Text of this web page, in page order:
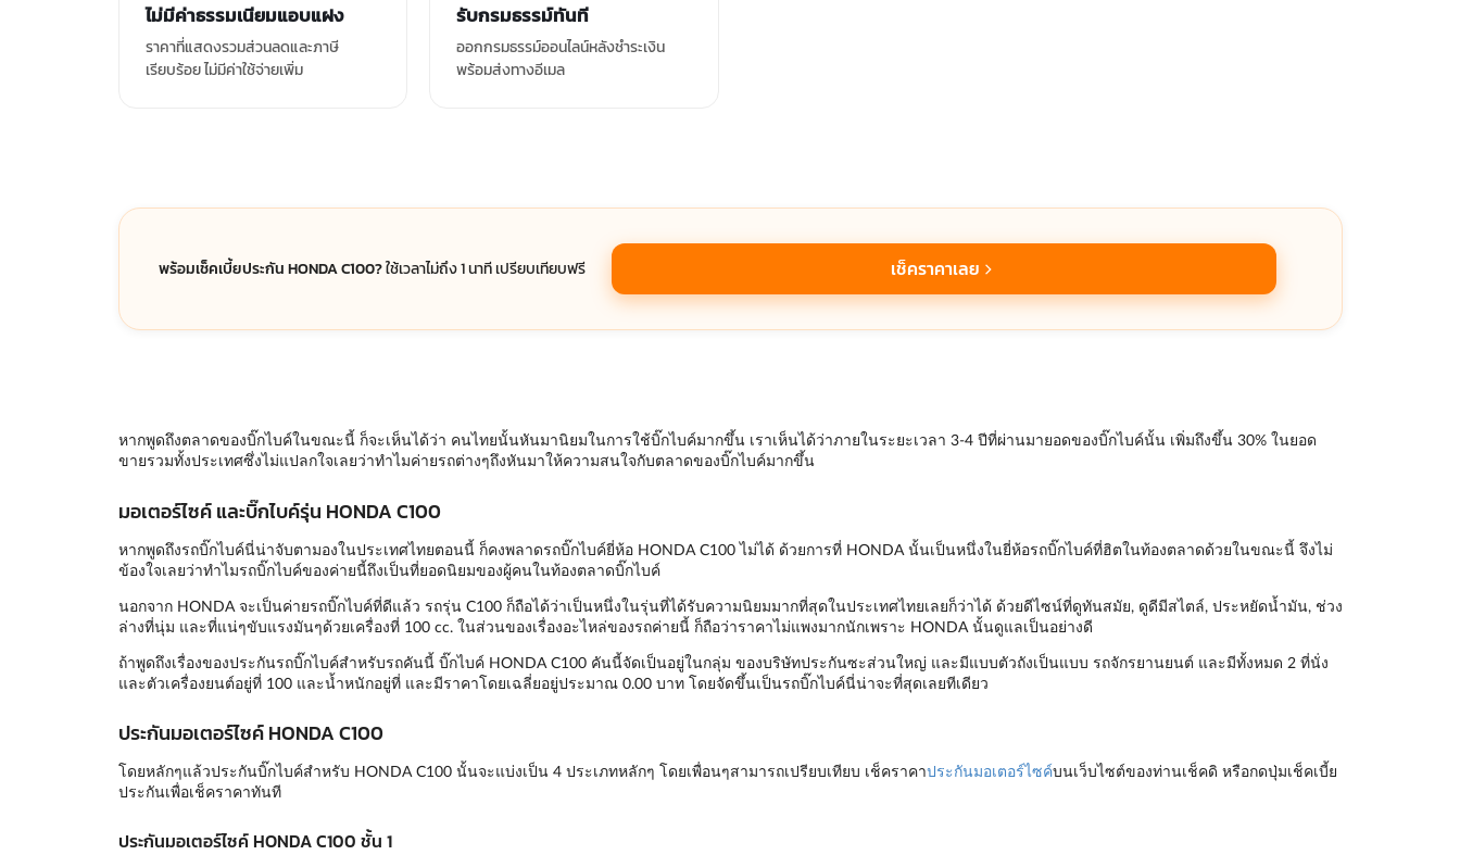
ไม่มีค่าธรรมเนียมแอบแฝง
ราคาที่แสดงรวมส่วนลดและภาษี
เรียบร้อย ไม่มีค่าใช้จ่ายเพิ่ม
รับกรมธรรม์ทันที
ออกกรมธรรม์ออนไลน์หลังชำระเงิน
พร้อมส่งทางอีเมล
พร้อมเช็คเบี้ยประกัน HONDA C100?ใช้เวลาไม่ถึง 1 นาที เปรียบเทียบฟรี เช็คราคาเลย
หากพูดถึงตลาดของบิ๊กไบค์ในขณะนี้ ก็จะเห็นได้ว่า คนไทยนั้นหันมานิยมในการใช้บิ๊กไบค์มากขึ้น เราเห็นได้ว่าภายในระยะเวลา 3-4 ปีที่ผ่านมายอดของบิ๊กไบค์นั้น เพิ่มถึงขึ้น 30% ในยอด
ขายรวมทั้งประเทศซึ่งไม่แปลกใจเลยว่าทำไมค่ายรถต่างๆถึงหันมาให้ความสนใจกับตลาดของบิ๊กไบค์มากขึ้น
มอเตอร์ไซค์ และบิ๊กไบค์รุ่น HONDA C100
หากพูดถึงรถบิ๊กไบค์นี่น่าจับตามองในประเทศไทยตอนนี้ ก็คงพลาดรถบิ๊กไบค์ยี่ห้อ HONDA C100 ไม่ได้ ด้วยการที่ HONDA นั้นเป็นหนึ่งในยี่ห้อรถบิ๊กไบค์ที่ฮิตในท้องตลาดด้วยในขณะนี้ จึงไม่
ข้องใจเลยว่าทำไมรถบิ๊กไบค์ของค่ายนี้ถึงเป็นที่ยอดนิยมของผู้คนในท้องตลาดบิ๊กไบค์
นอกจาก HONDA จะเป็นค่ายรถบิ๊กไบค์ที่ดีแล้ว รถรุ่น C100 ก็ถือได้ว่าเป็นหนึ่งในรุ่นที่ได้รับความนิยมมากที่สุดในประเทศไทยเลยก็ว่าได้ ด้วยดีไซน์ที่ดูทันสมัย, ดูดีมีสไตล์, ประหยัดน้ำมัน, ช่วง
ล่างที่นุ่ม และที่แน่ๆขับแรงมันๆด้วยเครื่องที่ 100 cc. ในส่วนของเรื่องอะไหล่ของรถค่ายนี้ ก็ถือว่าราคาไม่แพงมากนักเพราะ HONDA นั้นดูแลเป็นอย่างดี
ถ้าพูดถึงเรื่องของประกันรถบิ๊กไบค์สำหรับรถคันนี้ บิ๊กไบค์ HONDA C100 คันนี้จัดเป็นอยู่ในกลุ่ม ของบริษัทประกันซะส่วนใหญ่ และมีแบบตัวถังเป็นแบบ รถจักรยานยนต์ และมีทั้งหมด 2 ที่นั่ง
และตัวเครื่องยนต์อยู่ที่ 100 และน้ำหนักอยู่ที่ และมีราคาโดยเฉลี่ยอยู่ประมาณ 0.00 บาท โดยจัดขึ้นเป็นรถบิ๊กไบค์นี่น่าจะที่สุดเลยทีเดียว
ประกันมอเตอร์ไซค์ HONDA C100
โดยหลักๆแล้วประกันบิ๊กไบค์สำหรับ HONDA C100 นั้นจะแบ่งเป็น 4 ประเภทหลักๆ โดยเพื่อนๆสามารถเปรียบเทียบ เช็คราคาประกันมอเตอร์ไซค์บนเว็บไซต์ของท่านเช็คดิ หรือกดปุ่มเช็คเบี้ย
ประกันเพื่อเช็คราคาทันที
ประกันมอเตอร์ไซค์ HONDA C100 ชั้น 1